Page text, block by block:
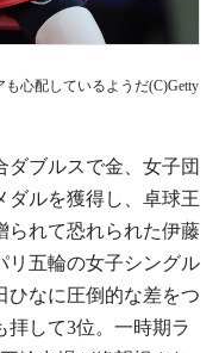
心配しているようだ(C)Getty
ブルスで金、女子団
ダルを獲得し、卓球王
られて恐れられた伊藤
リ五輪の女子シングル
ひなに圧倒的な差をつ
拝して3位。一時期ラ